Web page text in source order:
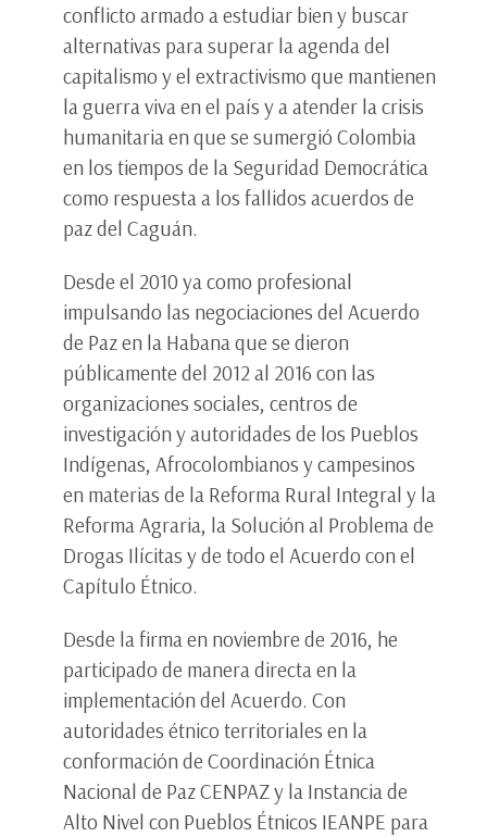
conflicto armado a estudiar bien y buscar
alternativas para superar la agenda del
capitalismo y el extractivismo que mantienen
la guerra viva en el país y a atender la crisis
humanitaria en que se sumergió Colombia
en los tiempos de la Seguridad Democrática
como respuesta a los fallidos acuerdos de
paz del Caguán.
Desde el 2010 ya como profesional
impulsando las negociaciones del Acuerdo
de Paz en la Habana que se dieron
públicamente del 2012 al 2016 con las
organizaciones sociales, centros de
investigación y autoridades de los Pueblos
Indígenas, Afrocolombianos y campesinos
en materias de la Reforma Rural Integral y la
Reforma Agraria, la Solución al Problema de
Drogas Ilícitas y de todo el Acuerdo con el
Capítulo Étnico.
Desde la firma en noviembre de 2016, he
participado de manera directa en la
implementación del Acuerdo. Con
autoridades étnico territoriales en la
conformación de Coordinación Étnica
Nacional de Paz CENPAZ y la Instancia de
Alto Nivel con Pueblos Étnicos IEANPE para